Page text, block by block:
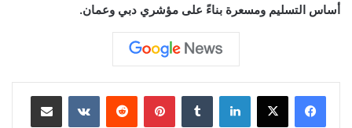
أساس التسليم ومسعرة بناءً على مؤشري دبي وعمان.
لينكدإن بينتيريست